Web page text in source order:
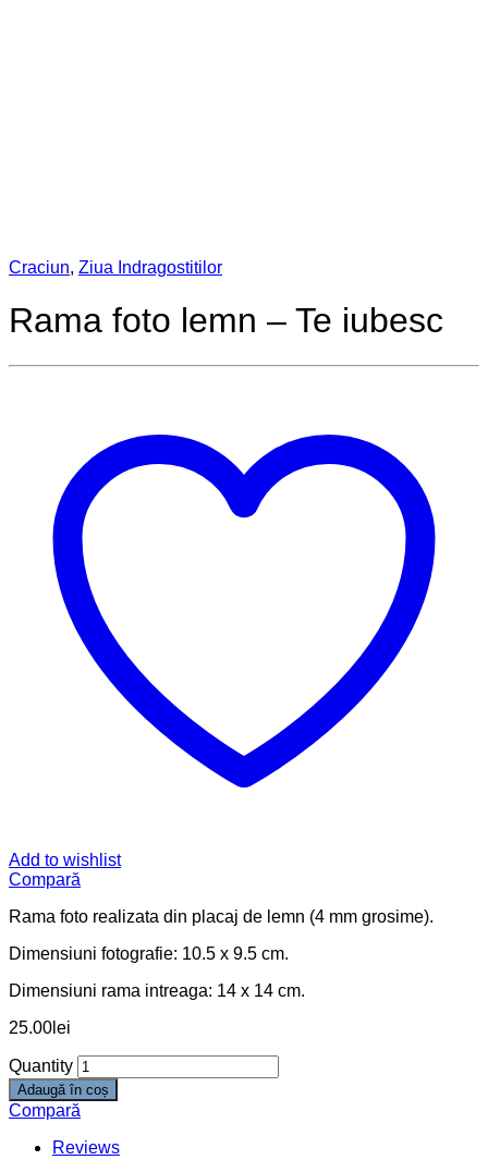
Craciun, Ziua Indragostitilor
Rama foto lemn – Te iubesc
Add to wishlist
Compară
Rama foto realizata din placaj de lemn (4 mm grosime).
Dimensiuni fotografie: 10.5 x 9.5 cm.
Dimensiuni rama intreaga: 14 x 14 cm.
25.00 lei
Quantity
Adaugă în coș
Compară
Reviews